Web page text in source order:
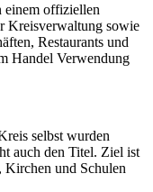
einem offiziellen
Kreisverwaltung sowie
Restaurants und
Handel Verwendung
selbst wurden
auch den Titel. Ziel ist
Kirchen und Schulen